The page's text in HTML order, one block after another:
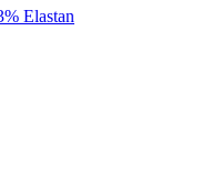
Elastan